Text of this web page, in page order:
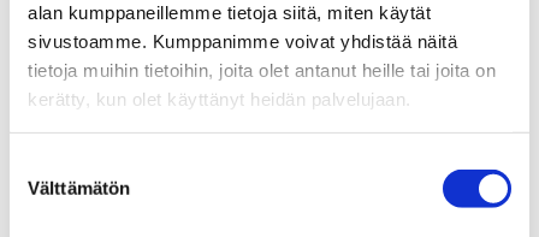
alan kumppaneillemme tietoja siitä, miten käytät
sivustoamme. Kumppanimme voivat yhdistää näitä
tietoja muihin tietoihin, joita olet antanut heille tai joita on
kerätty, kun olet käyttänyt heidän palvelujaan.
valinta
Välttämätön